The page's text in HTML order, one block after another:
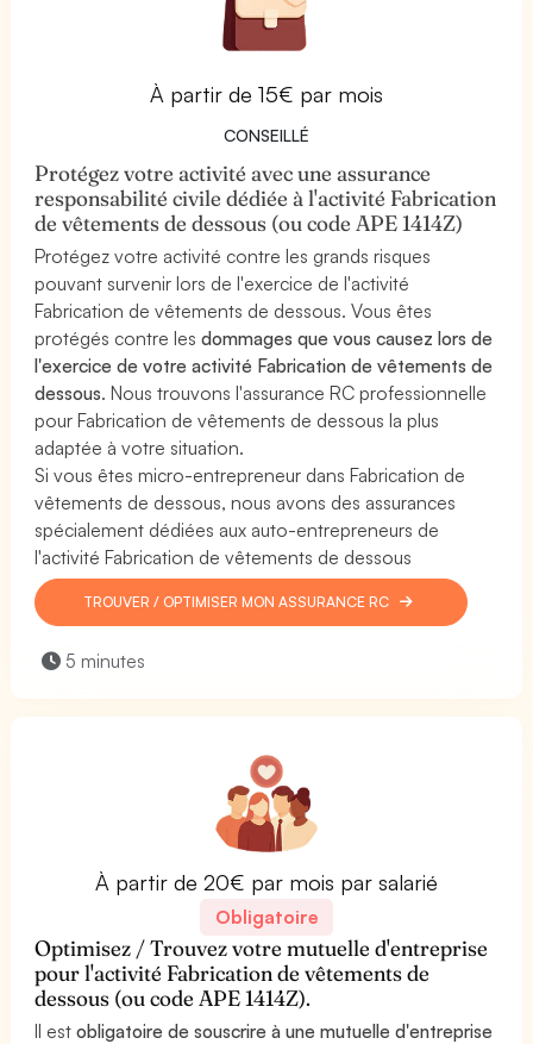
À partir de 15€ par mois
CONSEILLÉ
Protégez votre activité avec une assurance
responsabilité civile dédiée à l'activité Fabrication
de vêtements de dessous (ou code APE 1414Z)
Protégez votre activité contre les grands risques
pouvant survenir lors de l'exercice de l'activité
Fabrication de vêtements de dessous. Vous êtes
protégés contre lesdommages que vous causez lors de
l'exercice de votre activité Fabrication de vêtements de
dessous. Nous trouvons l'assurance RC professionnelle
pour Fabrication de vêtements de dessous la plus
adaptée à votre situation.
Si vous êtes micro-entrepreneur dans Fabrication de
vêtements de dessous, nous avons des assurances
spécialement dédiées aux auto-entrepreneurs de
l'activité Fabrication de vêtements de dessous
TROUVER / OPTIMISER MON ASSURANCE RC
5 minutes
À partir de 20€ par mois par salarié
Obligatoire
Optimisez / Trouvez votre mutuelle d'entreprise
pour l'activité Fabrication de vêtements de
dessous (ou code APE 1414Z).
Il estobligatoire de souscrire à une mutuelle d'entreprise